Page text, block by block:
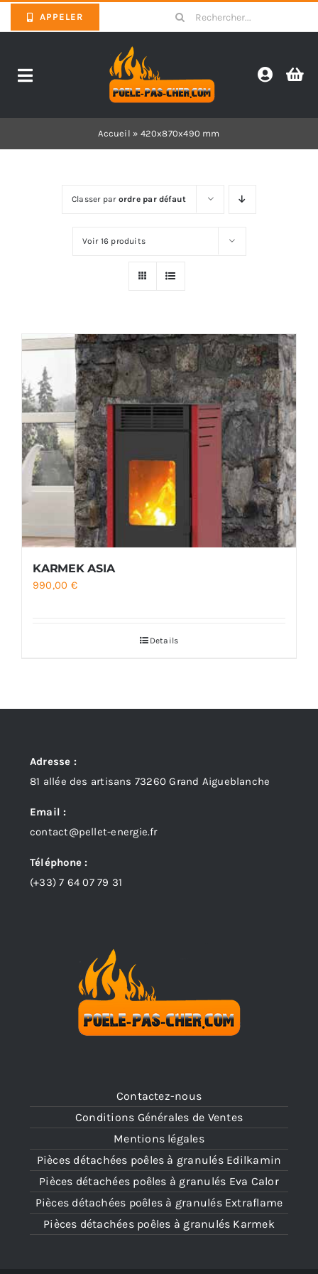
to
APPELER
Search
for:
Toggle
Foyers
Cuisinières
Accueil » 420x870x490 mm
Classer par ordre par défaut
Voir 16 produits
KARMEK ASIA
990,00 €
Details
Contactez-nous
Conditions Générales de Ventes
Mentions légales
Pièces détachées poêles à granulés Edilkamin
Pièces détachées poêles à granulés Eva Calor
Pièces détachées poêles à granulés Extraflame
Pièces détachées poêles à granulés Karmek
Adresse :
81 allée des artisans 73260 Grand Aigueblanche
Email :
contact@pellet-energie.fr
Téléphone :
(+33)7 64 07 79 31